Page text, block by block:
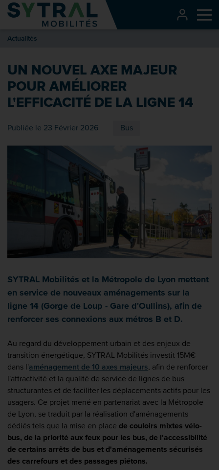
Contenu
Entête de page
Recherche
Pied de page
Actualités
UN NOUVEL AXE MAJEUR
POUR AMÉLIORER
L'EFFICACITÉ DE LA LIGNE 14
Publiée le 23 Février 2026 Bus
SYTRAL Mobilités et la Métropole de Lyon mettent
en service de nouveaux aménagements sur la
ligne 14 (Gorge de Loup - Gare d'Oullins), afin de
renforcer ses connexions aux métros B et D.
Au regard du développement urbain et des enjeux de
transition énergétique, SYTRAL Mobilités investit 15M€
dans l'aménagement de 10 axes majeurs, afin de renforcer
l'attractivité et la qualité de service de lignes de bus
structurantes et de faciliter les déplacements actifs pour les
usagers. Ce projet mené en partenariat avec la Métropole
de Lyon, se traduit par la réalisation d'aménagements
dédiés tels que la mise en place de couloirs mixtes vélo-
bus, de la priorité aux feux pour les bus, de l'accessibilité
de certains arrêts de bus et d'aménagements sécurisés
des carrefours et des passages piétons.